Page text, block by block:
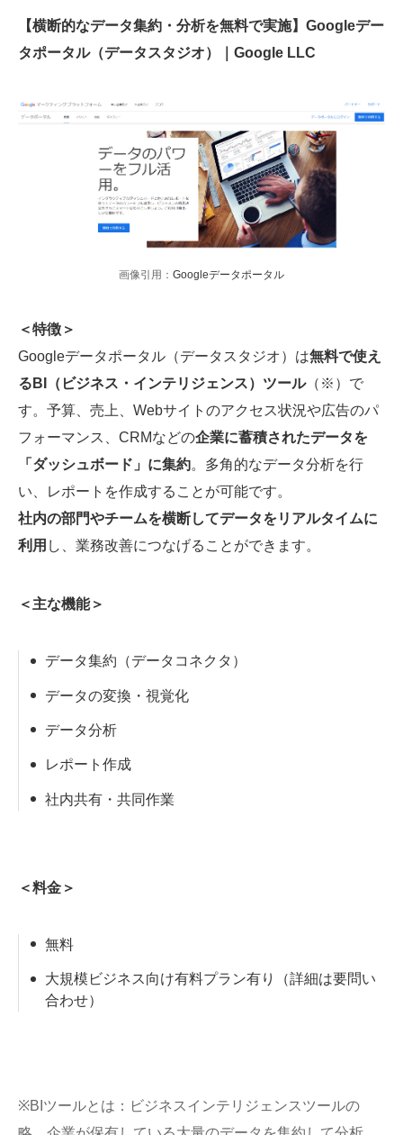
【横断的なデータ集約・分析を無料で実施】Googleデー
タポータル（データスタジオ）｜Google LLC
画像引用： Googleデータポータル
＜特徴＞
Googleデータポータル（データスタジオ）は無料で使え
るBI（ビジネス・インテリジェンス）ツール（※）で
す。予算、売上、Webサイトのアクセス状況や広告のパ
フォーマンス、CRMなどの企業に蓄積されたデータを
「ダッシュボード」に集約。多角的なデータ分析を行
い、レポートを作成することが可能です。
社内の部門やチームを横断してデータをリアルタイムに
利用 し、業務改善につなげることができます。
＜主な機能＞
データ集約（データコネクタ）
データの変換・視覚化
データ分析
レポート作成
社内共有・共同作業
＜料金＞
無料
大規模ビジネス向け有料プラン有り（詳細は要問い
合わせ）
※BIツールとは：ビジネスインテリジェンスツールの